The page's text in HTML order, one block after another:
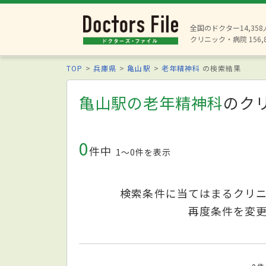
全国のドクター14,358
クリニック・病院
TOP 兵庫県 亀山駅 老年精神科 の検索結果
亀山駅の老年精神科のク
0件中 1〜0件を表示
検索条件に当てはまるクリ
再度条件を変